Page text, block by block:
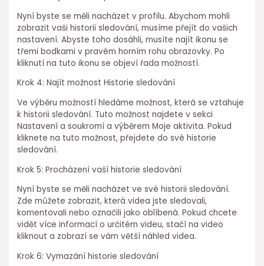
Nyní byste se měli nacházet v profilu. Abychom mohli
zobrazit vaši historii sledování, musíme přejít do vašich
nastavení. Abyste toho dosáhli, musíte najít ikonu se
třemi bodkami v pravém horním rohu obrazovky. Po
kliknutí na tuto ikonu se objeví řada možností.
Krok 4: Najít možnost Historie sledování
Ve výběru možností hledáme možnost, která se vztahuje
k historii sledování. Tuto možnost najdete v sekci
Nastavení a soukromí a výběrem Moje aktivita. Pokud
kliknete na tuto možnost, přejdete do své historie
sledování.
Krok 5: Procházení vaší historie sledování
Nyní byste se měli nacházet ve své historii sledování.
Zde můžete zobrazit, která videa jste sledovali,
komentovali nebo označili jako oblíbená. Pokud chcete
vidět více informací o určitém videu, stačí na video
kliknout a zobrazí se vám větší náhled videa.
Krok 6: Vymazání historie sledování